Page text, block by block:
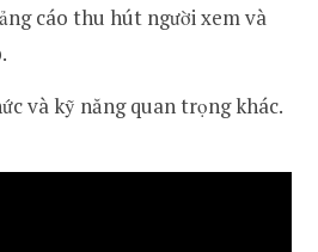
cáo thu hút người xem và
và kỹ năng quan trọng khác.